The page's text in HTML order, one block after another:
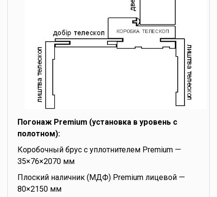
Погонаж Premium (установка в уровень с
полотном):
Коробочный брус с уплотнителем Premium —
35×76×2070 мм
Плоский наличник (МДФ) Premium лицевой —
80×2150 мм